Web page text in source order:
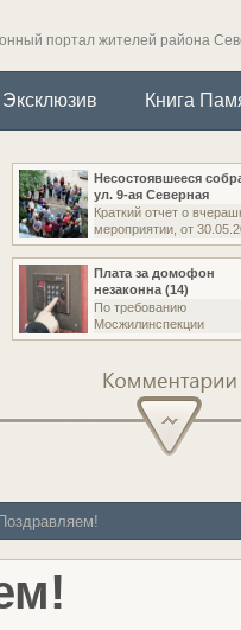
портал жителей района
Эксклюзив Книга
Несостоявшееся
ул. 9-ая Северная
Краткий отчет о
мероприятии, от
Плата за домофон
незаконна (14)
По требованию
Мосжилинспекции
управляющая